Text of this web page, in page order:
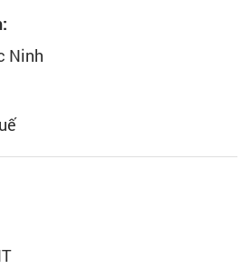
Ninh